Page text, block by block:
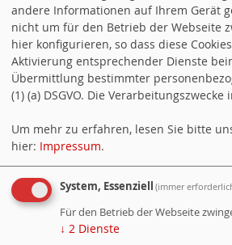
andere Informationen auf Ihrem Gerät
nicht um für den Betrieb der Webseite
hier konfigurieren, so dass diese
Aktivierung entsprechender Dienste
Übermittlung bestimmter
(1) (a) DSGVO. Die
Um mehr zu erfahren, lesen Sie bitte
hier: Impressum.
System, Essenziell (immer
Für den Betrieb der Webseite
↓ 2 Dienste